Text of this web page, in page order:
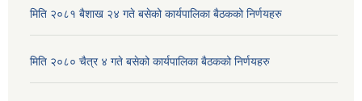
मिति २०८१ बैशाख २४ गते बसेको कार्यपालिका बैठकको निर्णयहरु
मिति २०८० चैत्र ४ गते बसेको कार्यपालिका बैठकको निर्णयहरु